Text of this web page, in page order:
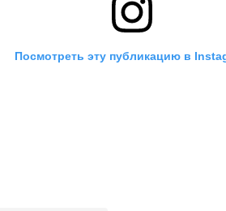
Посмотреть эту публикацию в